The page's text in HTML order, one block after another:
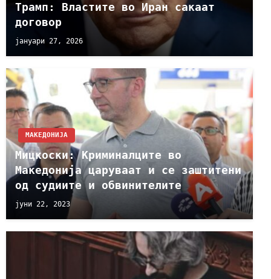
Трамп: Властите во Иран сакаат
договор
јануари 27, 2026
МАКЕДОНИЈА
Мицкоски: Криминалците во
Македонија царуваат и се заштитени
од судиите и обвинителите
јуни 22, 2023